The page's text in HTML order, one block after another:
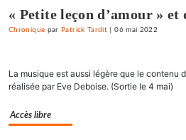
« Petite leçon d’amour » et
Chronique par Patrick Tardit |06 mai 2022
La musique est aussi légère que le contenu
réalisée par Eve Deboise. (Sortie le 4 mai)
Accès libre